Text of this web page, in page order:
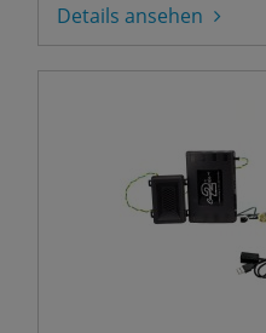
Details ansehen